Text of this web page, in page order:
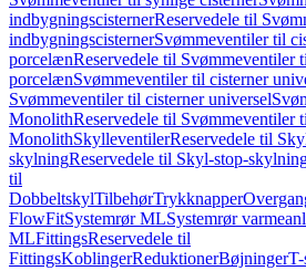
indbygningscisternerReservedele til
indbygningscisternerSvømmeventiler til
porcelænReservedele til Svømmeventiler
porcelænSvømmeventiler til cisterner
Svømmeventiler til cisterner universel
MonolithReservedele til Svømmeventiler
MonolithSkylleventilerReservedele til
skylningReservedele til Skyl-stop-
til
DobbeltskylTilbehørTrykknapper
FlowFitSystemrør MLSystemrør
MLFittingsReservedele til
FittingsKoblingerReduktionerBøjninger